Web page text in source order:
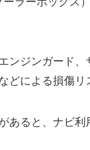
ンジンガード
どによる損傷リ
あると、ナビ利